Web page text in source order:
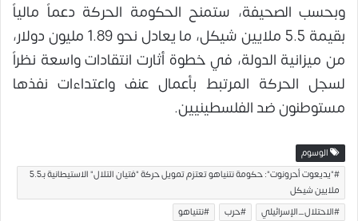
وبحسب الصحيفة، ستمنح الحكومة الحركة دعماً مالياً
بقيمة 5.5 ملايين شيكل، ما يعادل نحو 1.89 مليون دولار،
من ميزانية الدولة، في خطوة أثارت انتقادات واسعة نظراً
لسجل الحركة المرتبط بأعمال عنف واعتداءات نفذها
مستوطنون ضد الفلسطينيين.
الوسوم
#"يديعوت أحرونوت": حكومة نتنياهو تعتزم تمويل حركة "فتيان التلال" الاستيطانية بـ5.5
ملايين شيكل
#الاحتلال_الإسرائيلي
#حرب #نتنياهو